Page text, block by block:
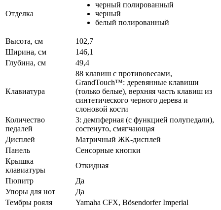
Отделка
черный полированный
черный
белый полированный
Высота, см
102,7
Ширина, см
146,1
Глубина, см
49,4
Клавиатура
88 клавиш с противовесами,
GrandTouch™: деревянные клавиши
(только белые), верхняя часть клавиш из
синтетического черного дерева и
слоновой кости
Количество
педалей
3: демпферная (с функцией полупедали),
состенуто, смягчающая
Дисплей
Матричный ЖК-дисплей
Панель
Сенсорные кнопки
Крышка
клавиатуры
Откидная
Пюпитр
Да
Упоры для нот
Да
Тембры рояля
Yamaha CFX, Bösendorfer Imperial